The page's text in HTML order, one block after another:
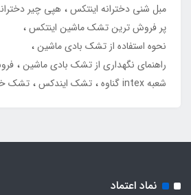
مبل شنی دخترانه اینتکس هپی چیر
پر فروش ترین تشک ماشین اینتکس
نحوه استفاده از تشک بادی ماشین
راهنمای نگهداری از تشک بادی ماشین
شعبه intex گناوه
تشک ایندکس تشک
نماد اعتماد